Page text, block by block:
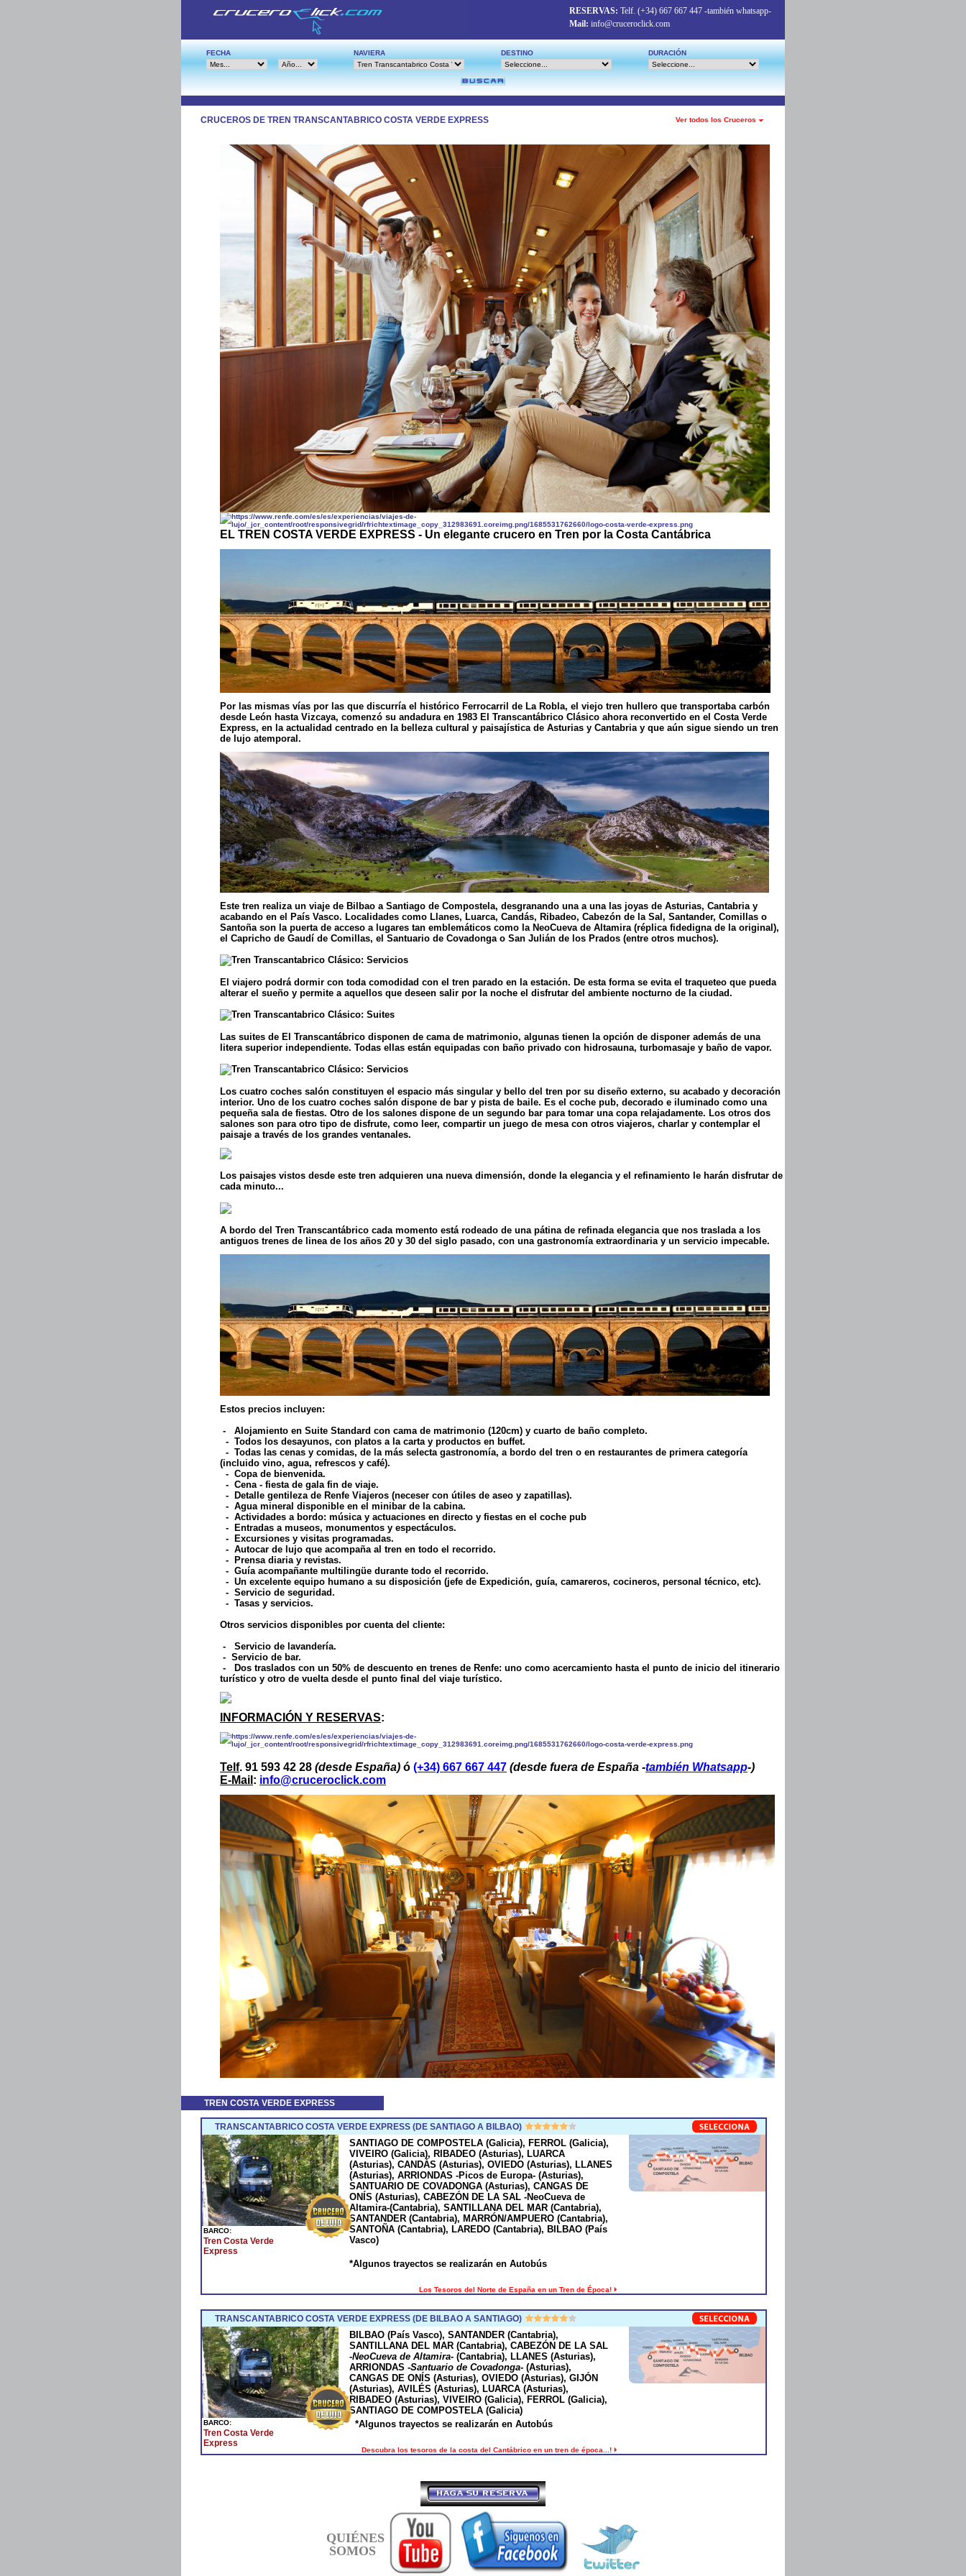
RESERVAS: Telf. (+34) 667 667 447 -también whatsapp-
Mail: info@cruceroclick.com
FECHA NAVIERA DESTINO DURACIÓN
CRUCEROS DE TREN TRANSCANTABRICO COSTA VERDE EXPRESS Ver todos los Cruceros
EL TREN COSTA VERDE EXPRESS - Un elegante crucero en Tren por la Costa Cantábrica
Por las mismas vías por las que discurría el histórico Ferrocarril de La Robla, el viejo tren hullero que transportaba carbón
desde León hasta Vizcaya, comenzó su andadura en 1983 El Transcantábrico Clásico ahora reconvertido en el Costa Verde
Express, en la actualidad centrado en la belleza cultural y paisajística de Asturias y Cantabria y que aún sigue siendo un tren
de lujo atemporal.
Este tren realiza un viaje de Bilbao a Santiago de Compostela, desgranando una a una las joyas de Asturias, Cantabria y
acabando en el País Vasco. Localidades como Llanes, Luarca, Candás, Ribadeo, Cabezón de la Sal, Santander, Comillas o
Santoña son la puerta de acceso a lugares tan emblemáticos como la NeoCueva de Altamira (réplica fidedigna de la original),
el Capricho de Gaudí de Comillas, el Santuario de Covadonga o San Julián de los Prados (entre otros muchos).
El viajero podrá dormir con toda comodidad con el tren parado en la estación. De esta forma se evita el traqueteo que pueda
alterar el sueño y permite a aquellos que deseen salir por la noche el disfrutar del ambiente nocturno de la ciudad.
Las suites de El Transcantábrico disponen de cama de matrimonio, algunas tienen la opción de disponer además de una
litera superior independiente. Todas ellas están equipadas con baño privado con hidrosauna, turbomasaje y baño de vapor.
Los cuatro coches salón constituyen el espacio más singular y bello del tren por su diseño externo, su acabado y decoración
interior. Uno de los cuatro coches salón dispone de bar y pista de baile. Es el coche pub, decorado e iluminado como una
pequeña sala de fiestas. Otro de los salones dispone de un segundo bar para tomar una copa relajadamente. Los otros dos
salones son para otro tipo de disfrute, como leer, compartir un juego de mesa con otros viajeros, charlar y contemplar el
paisaje a través de los grandes ventanales.
Los paisajes vistos desde este tren adquieren una nueva dimensión, donde la elegancia y el refinamiento le harán disfrutar de
cada minuto...
A bordo del Tren Transcantábrico cada momento está rodeado de una pátina de refinada elegancia que nos traslada a los
antiguos trenes de linea de los años 20 y 30 del siglo pasado, con una gastronomía extraordinaria y un servicio impecable.
Estos precios incluyen:
- Alojamiento en Suite Standard con cama de matrimonio (120cm) y cuarto de baño completo.
- Todos los desayunos, con platos a la carta y productos en buffet.
- Todas las cenas y comidas, de la más selecta gastronomía, a bordo del tren o en restaurantes de primera categoría
(incluido vino, agua, refrescos y café).
- Copa de bienvenida.
- Cena - fiesta de gala fin de viaje.
- Detalle gentileza de Renfe Viajeros (neceser con útiles de aseo y zapatillas).
- Agua mineral disponible en el minibar de la cabina.
- Actividades a bordo: música y actuaciones en directo y fiestas en el coche pub
- Entradas a museos, monumentos y espectáculos.
- Excursiones y visitas programadas.
- Autocar de lujo que acompaña al tren en todo el recorrido.
- Prensa diaria y revistas.
- Guía acompañante multilingüe durante todo el recorrido.
- Un excelente equipo humano a su disposición (jefe de Expedición, guía, camareros, cocineros, personal técnico, etc).
- Servicio de seguridad.
- Tasas y servicios.
Otros servicios disponibles por cuenta del cliente:
- Servicio de lavandería.
- Servicio de bar.
- Dos traslados con un 50% de descuento en trenes de Renfe: uno como acercamiento hasta el punto de inicio del itinerario
turístico y otro de vuelta desde el punto final del viaje turístico.
INFORMACIÓN Y RESERVAS:
Telf. 91 593 42 28 (desde España) ó (+34) 667 667 447 (desde fuera de España -también Whatsapp-)
E-Mail : info@cruceroclick.com
TREN COSTA VERDE EXPRESS
TRANSCANTABRICO COSTA VERDE EXPRESS (DE SANTIAGO A BILBAO)
BARCO:
Tren Costa Verde
Express
SANTIAGO DE COMPOSTELA (Galicia), FERROL (Galicia),
VIVEIRO (Galicia), RIBADEO (Asturias), LUARCA
(Asturias), CANDÁS (Asturias), OVIEDO (Asturias), LLANES
(Asturias), ARRIONDAS -Picos de Europa- (Asturias),
SANTUARIO DE COVADONGA (Asturias), CANGAS DE
ONÍS (Asturias), CABEZÓN DE LA SAL -NeoCueva de
Altamira-(Cantabria), SANTILLANA DEL MAR (Cantabria),
SANTANDER (Cantabria), MARRÓN/AMPUERO (Cantabria),
SANTOÑA (Cantabria), LAREDO (Cantabria), BILBAO (País
Vasco)
*Algunos trayectos se realizarán en Autobús
Los Tesoros del Norte de España en un Tren de Época!
TRANSCANTABRICO COSTA VERDE EXPRESS (DE BILBAO A SANTIAGO)
BARCO:
Tren Costa Verde
Express
BILBAO (País Vasco), SANTANDER (Cantabria),
SANTILLANA DEL MAR (Cantabria), CABEZÓN DE LA SAL
-NeoCueva de Altamira- (Cantabria), LLANES (Asturias),
ARRIONDAS -Santuario de Covadonga- (Asturias),
CANGAS DE ONÍS (Asturias), OVIEDO (Asturias), GIJÓN
(Asturias), AVILÉS (Asturias), LUARCA (Asturias),
RIBADEO (Asturias), VIVEIRO (Galicia), FERROL (Galicia),
SANTIAGO DE COMPOSTELA (Galicia)
*Algunos trayectos se realizarán en Autobús
Descubra los tesoros de la costa del Cantábrico en un tren de época...!
QUIÉNES
SOMOS